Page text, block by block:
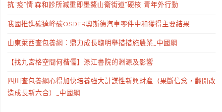
抗“疫”情 森和診所減重即墨鰲山衛街道“硬核”青年外行動
我國推進碳達峰碳OSDER奧斯德汽車零件中和獲得主要結果
山東萊西查包養網：鼎力成長聰明舉措措施農業_中國網
【找九宮格空間何楷儒】淥江書院的淵源及影響
四川查包養網心得加快培養強大計謀性新興財產（果斷信念，翻開改
造成長新六合）_中國網